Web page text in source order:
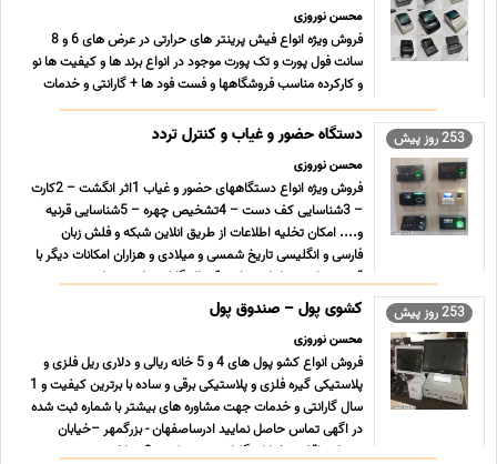
محسن نوروزی
فروش ویژه انواع فیش پرینتر های حرارتی در عرض های 6 و 8
سانت فول پورت و تک پورت موجود در انواع برند ها و کیفیت ها نو
و کارکرده مناسب فروشگاهها و فست فود ها + گارانتی و خدمات
پس از فروش جهت مشاوره های بیشتر با شماره ثبت شده در اگهی
تماس حاصل نمایید ادرساصفهان - بزرگمهر –خیابا ... ...
253 روز پیش دستگاه حضور و غیاب و کنترل تردد
محسن نوروزی
فروش ویژه انواع دستگاههای حضور و غیاب 1اثر انگشت – 2کارت
– 3شناسایی کف دست – 4تشخیص چهره – 5شناسایی قرنیه
و.... امکان تخلیه اطلاعات از طریق انلاین شبکه و فلش زبان
فارسی و انگلیسی تاریخ شمسی و میلادی و هزاران امکانات دیگر با
قیمت های بسیار استثنایی 1 سال گارانتی + پشتیبانی نصب ...
...
253 روز پیش کشوی پول – صندوق پول
محسن نوروزی
فروش انواع کشو پول های 4 و 5 خانه ریالی و دلاری ریل فلزی و
پلاستیکی گیره فلزی و پلاستیکی برقی و ساده با برترین کیفیت و 1
سال گارانتی و خدمات جهت مشاوره های بیشتر با شماره ثبت شده
در اگهی تماس حاصل نمایید ادرساصفهان - بزرگمهر –خیابان
شریف واقفی - خیابان گلزارجنوبی – کوچه9- ساخت ... ...